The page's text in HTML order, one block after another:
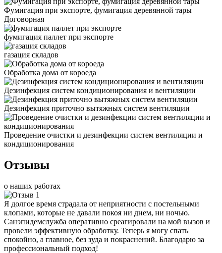
Фумигация при экспорте, фумигация деревянной тары
Договорная
фумигация паллет при экспорте
газация складов
Обработка дома от короеда
Дезинфекция систем кондиционирования и вентиляции
Дезинфекция приточно вытяжных систем вентиляции
Проведение очистки и дезинфекции систем вентиляции и
кондиционирования
Отзывы
о наших работах
Я долгое время страдала от неприятности с постельными
клопами, которые не давали покоя ни днем, ни ночью.
Санэпидемслужба оперативно среагировали на мой вызов и
провели эффективную обработку. Теперь я могу спать
спокойно, а главное, без зуда и покраснений. Благодарю за
профессиональный подход!